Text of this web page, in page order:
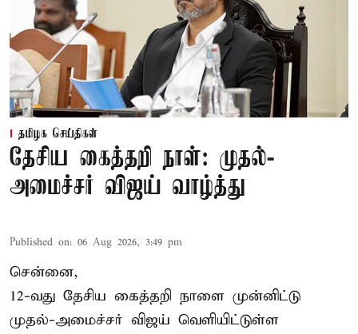
தமிழக செய்திகள்
தேசிய கைத்தறி நாள்: முதல்-
அமைச்சர் விஜய் வாழ்த்து
Published on: 06 Aug 2026, 3:49 pm
சென்னை,
12-வது தேசிய கைத்தறி நாளை முன்னிட்டு
முதல்-அமைச்சர் விஜய் வெளியிட்டுள்ள